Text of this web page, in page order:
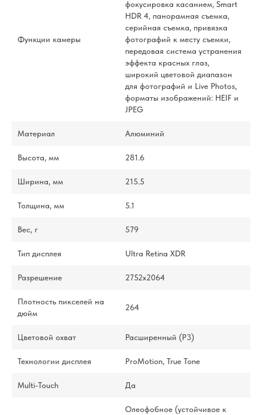
Функции камеры
фокусировка касанием, Smart
HDR 4, панорамная съемка,
серийная съемка, привязка
фотографий к месту съемки,
передовая система устранения
эффекта красных глаз,
широкий цветовой диапазон
для фотографий и Live Photos,
форматы изображений: HEIF и
JPEG
Материал Алюминий
Высота, мм 281.6
Ширина, мм 215.5
Толщина, мм 5.1
Вес, г 579
Тип дисплея Ultra Retina XDR
Разрешение 2752x2064
Плотность пикселей на
дюйм
264
Цветовой охват Расширенный (P3)
Технологии дисплея ProMotion, True Tone
Multi-Touch Да
Олеофобное (устойчивое к